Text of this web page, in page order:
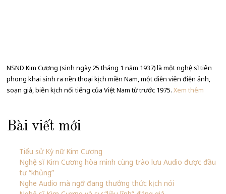
NSND Kim Cương (sinh ngày 25 tháng 1 năm 1937) là một nghệ sĩ tiên
phong khai sinh ra nền thoại kịch miền Nam, một diễn viên điện ảnh,
soạn giả, biên kịch nổi tiếng của Việt Nam từ trước 1975.Xem thêm
Bài viết mới
Tiểu sử Kỳ nữ Kim Cương
Nghệ sĩ Kim Cương hòa mình cùng trào lưu Audio được đầu
tư “khủng”
Nghe Audio mà ngỡ đang thưởng thức kịch nói